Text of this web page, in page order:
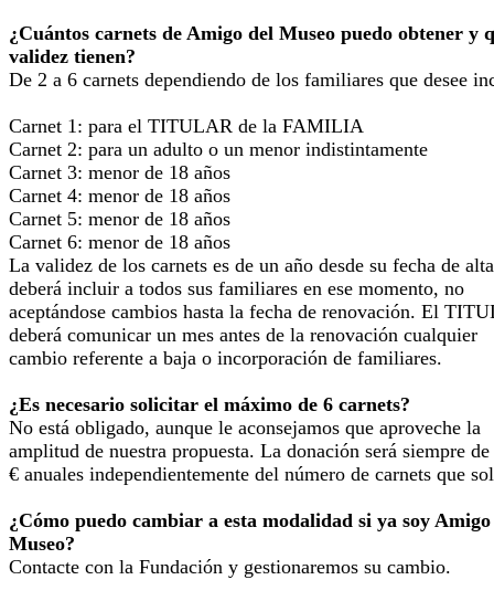
¿Cuántos carnets de Amigo del Museo puedo obtener y
validez tienen?
De 2 a 6 carnets dependiendo de los familiares que desee
Carnet 1: para el TITULAR de la FAMILIA
Carnet 2: para un adulto o un menor indistintamente
Carnet 3: menor de 18 años
Carnet 4: menor de 18 años
Carnet 5: menor de 18 años
Carnet 6: menor de 18 años
La validez de los carnets es de un año desde su fecha de
deberá incluir a todos sus familiares en ese momento, no
aceptándose cambios hasta la fecha de renovación. El
deberá comunicar un mes antes de la renovación cualquier
cambio referente a baja o incorporación de familiares.
¿Es necesario solicitar el máximo de 6 carnets?
No está obligado, aunque le aconsejamos que aproveche la
amplitud de nuestra propuesta. La donación será siempre
€ anuales independientemente del número de carnets que
¿Cómo puedo cambiar a esta modalidad si ya soy
Museo?
Contacte con la Fundación y gestionaremos su cambio.